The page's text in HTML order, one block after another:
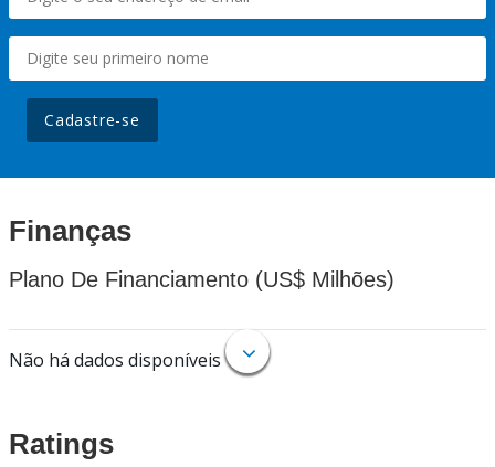
Cadastre-se
Finanças
Plano De Financiamento (US$ Milhões)
Não há dados disponíveis
Ratings